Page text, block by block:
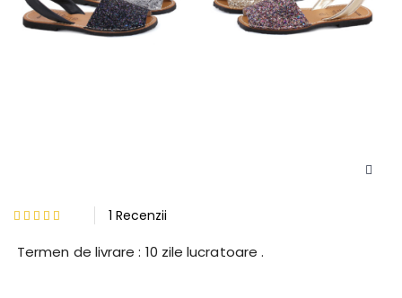
1 Recenzii
Termen de livrare : 10 zile lucratoare .